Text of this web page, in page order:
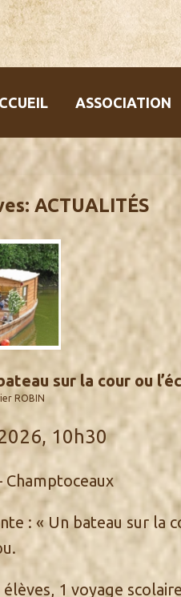
ASSOCIATION
ACTUALITÉS
sur la cour ou
ROBIN
10h30
Champtoceaux
: « Un bateau sur la
1 voyage